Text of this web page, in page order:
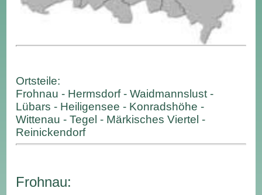
Ortsteile:
Frohnau - Hermsdorf - Waidmannslust -
Lübars - Heiligensee - Konradshöhe -
Wittenau - Tegel - Märkisches Viertel -
Reinickendorf
Frohnau: